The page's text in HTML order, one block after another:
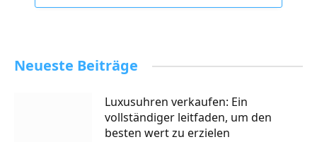
Neueste Beiträge
Luxusuhren verkaufen: Ein
vollständiger leitfaden, um den
besten wert zu erzielen